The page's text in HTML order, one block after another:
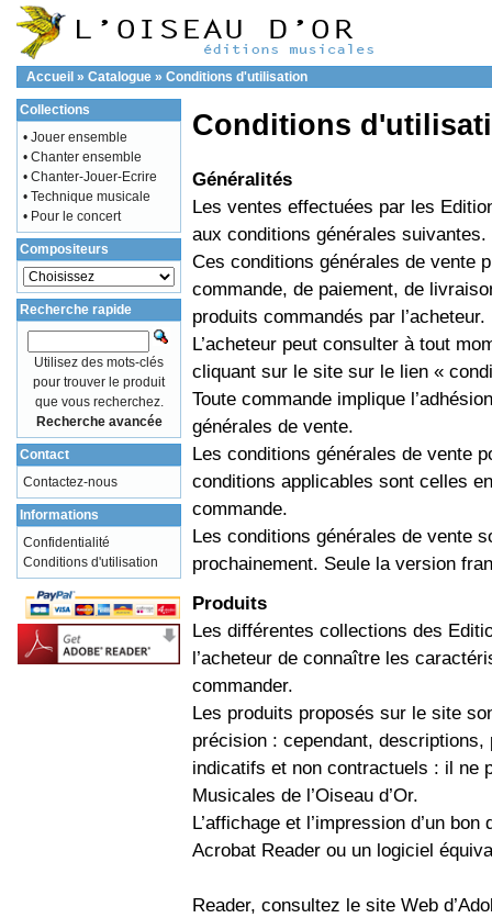
Accueil » Catalogue » Conditions d'utilisation
Conditions
Généralités
Les ventes effectuées par les
aux conditions générales suivantes.
Ces conditions générales de vente
commande, de paiement, de
produits commandés par l’acheteur.
L’acheteur peut consulter à tout
cliquant sur le site sur le lien «
Toute commande implique
générales de vente.
Les conditions générales de vente
conditions applicables sont celles
commande.
Les conditions générales de vente
prochainement. Seule la version
Produits
Les différentes collections des
l’acheteur de connaître les
commander.
Les produits proposés sur le site
précision : cependant,
indicatifs et non contractuels : il ne
Musicales de l’Oiseau d’Or.
L’affichage et l’impression d’un
Acrobat Reader ou un logiciel
Reader, consultez le site Web
Collections
• Jouer ensemble
• Chanter ensemble
• Chanter-Jouer-Ecrire
• Technique musicale
• Pour le concert
Compositeurs
Recherche rapide
Utilisez des mots-clés
pour trouver le produit
que vous recherchez.
Recherche avancée
Contact
Contactez-nous
Informations
Confidentialité
Conditions d'utilisation